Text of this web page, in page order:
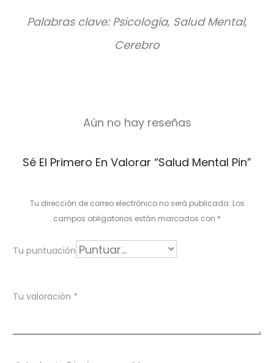
Palabras clave: Psicología, Salud Mental,
Cerebro
V
a
r
i
o
Aún no hay reseñas
Sé El Primero En Valorar “Salud Mental Pin”
Tu dirección de correo electrónico no será publicada. Los
campos obligatorios están marcados con *
Tu puntuación
Tu valoración *